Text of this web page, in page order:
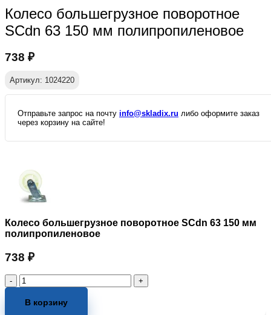
Колесо большегрузное поворотное
SCdn 63 150 мм полипропиленовое
738 ₽
Артикул: 1024220
Отправьте запрос на почту info@skladix.ru либо оформите заказ
через корзину на сайте!
Колесо большегрузное поворотное SCdn 63 150 мм
полипропиленовое
738 ₽
Количество
товара
Колесо
В корзину